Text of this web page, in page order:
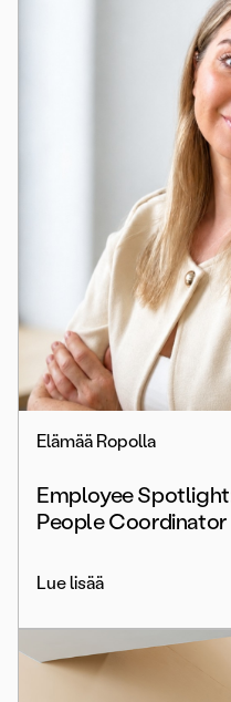
Elämää Ropolla
Employee
People Coordinator
Lue lisää